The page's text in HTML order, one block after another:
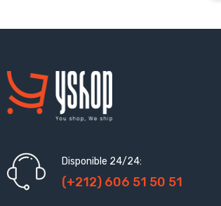
Disponible 24/24:
(+212) 606 51 50 51